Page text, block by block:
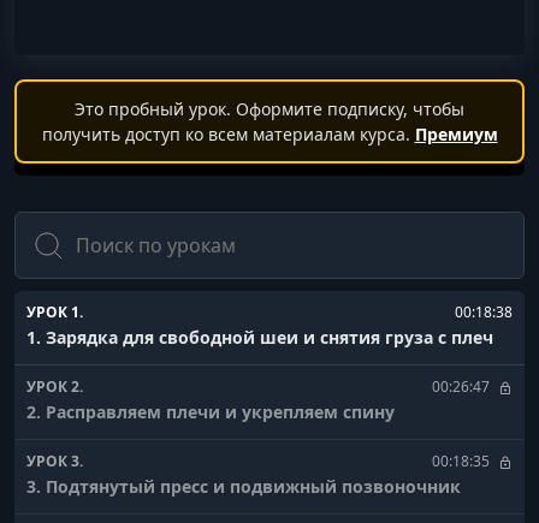
Это пробный урок. Оформите подписку, чтобы
получить доступ ко всем материалам курса. Премиум
Поиск
УРОК 1. 00:18:38
1. Зарядка для свободной шеи и снятия груза с плеч
УРОК 2. 00:26:47
2. Расправляем плечи и укрепляем спину
УРОК 3. 00:18:35
3. Подтянутый пресс и подвижный позвоночник